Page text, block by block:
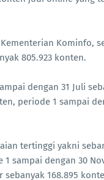
Kominfo,
805.923 konten.
dengan 31 Juli
periode 1 sampai
tertinggi yakni
sampai dengan 30
sebanyak 168.895